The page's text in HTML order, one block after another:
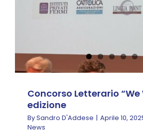
Concorso Letterario “We
edizione
BySandro D'Addese | Aprile 10,
News